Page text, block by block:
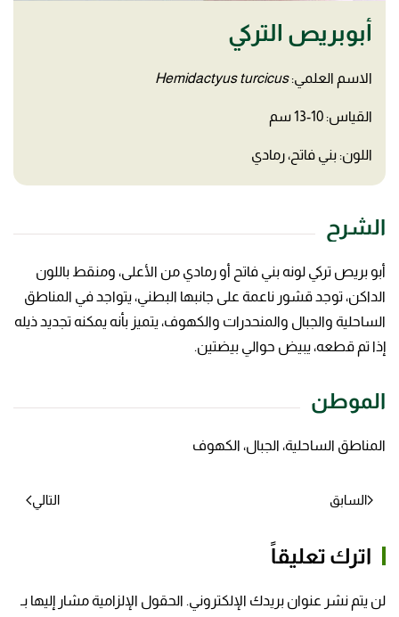
أبوبريص التركي
الاسم العلمي:Hemidactyus turcicus
القياس: 10-13 سم
اللون: بني فاتح، رمادي
الشرح
أبو بريص تركي لونه بني فاتح أو رمادي من الأعلى، ومنقط باللون
الداكن، توجد قشور ناعمة على جانبها البطني، يتواجد في المناطق
الساحلية والجبال والمنحدرات والكهوف، يتميز بأنه يمكنه تجديد ذيله
إذا تم قطعه، يبيض حوالي بيضتين.
الموطن
المناطق الساحلية، الجبال، الكهوف
السابق التالي
اترك تعليقاً
لن يتم نشر عنوان بريدك الإلكتروني. الحقول الإلزامية مشار إليها بـ